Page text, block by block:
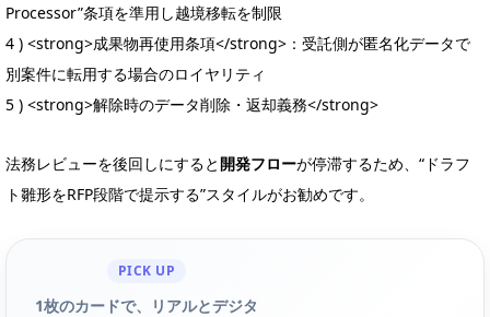
Processor”条項を準用し越境移転を制限
4 ) <strong>成果物再使用条項</strong>：受託側が匿名化データで
別案件に転用する場合のロイヤリティ
5 ) <strong>解除時のデータ削除・返却義務</strong>
法務レビューを後回しにすると開発フローが停滞するため、“ドラフ
ト雛形をRFP段階で提示する”スタイルがお勧めです。
PICK UP
1枚のカードで、リアルとデジタ